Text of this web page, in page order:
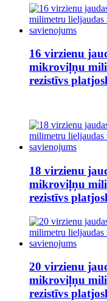
16 virzienu
mikroviļņu
rezistīvs
18 virzienu
mikroviļņu
rezistīvs
20 virzienu
mikroviļņu
rezistīvs